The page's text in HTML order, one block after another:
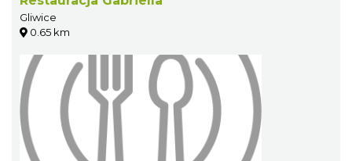
Gliwice
0.65 km